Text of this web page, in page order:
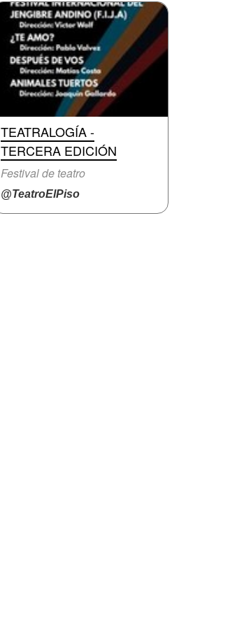
TEATRALOGÍA -
TERCERA EDICIÓN
Festival de teatro
@TeatroElPiso